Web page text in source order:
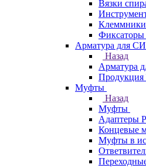
Вязки
Клеммники
Фиксаторы
Арматура для
Назад
Арматура
Продукция
Муфты
Назад
Муфты
Адаптеры
Концевые
Муфты в